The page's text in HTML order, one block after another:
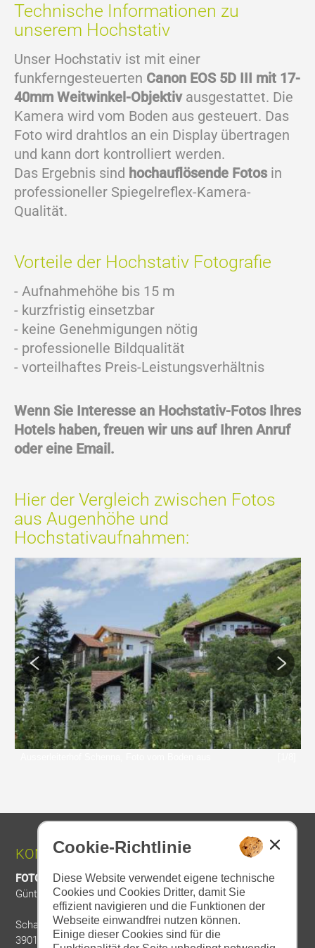
Cookie-Richtlinie
Diese Website verwendet eigene technische
Cookies und Cookies Dritter, damit Sie
effizient navigieren und die Funktionen der
Webseite einwandfrei nutzen können.
Einige dieser Cookies sind für die
Technische Informationen zu
unserem Hochstativ
Unser Hochstativ ist mit einer
funkferngesteuerten Canon EOS 5D III mit 17-
40mm Weitwinkel-Objektivausgestattet. Die
Kamera wird vom Boden aus gesteuert. Das
Foto wird drahtlos an ein Display übertragen
und kann dort kontrolliert werden.
Das Ergebnis sind hochauflösende Fotosin
professioneller Spiegelreflex-Kamera-
Qualität.
Vorteile der Hochstativ Fotografie
- Aufnahmehöhe bis 15 m
- kurzfristig einsetzbar
- keine Genehmigungen nötig
- professionelle Bildqualität
- vorteilhaftes Preis-Leistungsverhältnis
Wenn Sie Interesse an Hochstativ-Fotos Ihres
Hotels haben, freuen wir uns auf Ihren Anruf
oder eine Email.
Hier der Vergleich zwischen Fotos
aus Augenhöhe und
Hochstativaufnahmen:
KONTAKT:
FOTO DIETER DRESCHER
Günther Drescher
Schallhofweg 4a
39012 Meran